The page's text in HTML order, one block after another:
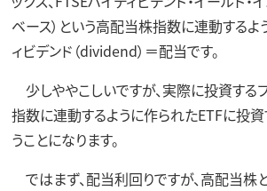
ベース）という高配当株指数に連動するよ
ィビデンド（dividend）＝配当です。
少しややこしいですが、実際に投資する
指数に連動するように作られたETFに投資
うことになります。
ではまず、配当利回りですが、高配当株